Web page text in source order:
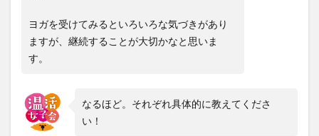
ヨガを受けてみるといろいろな気づきがあり
ますが、継続することが大切かなと思いま
す。
なるほど。それぞれ具体的に教えてくださ
い！